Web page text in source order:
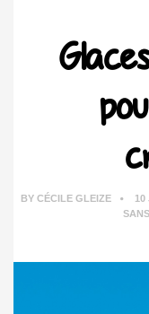
BY CÉCILE GLEIZE 10